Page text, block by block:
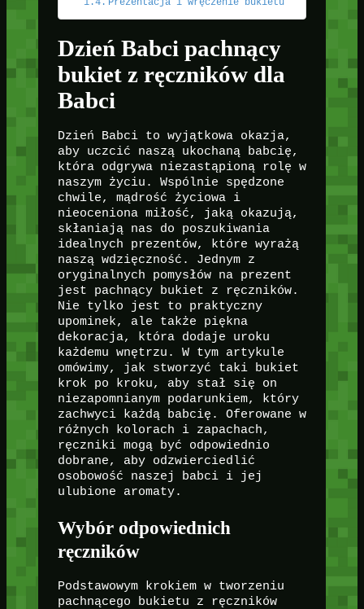
Dzień Babci pachnący
bukiet z ręczników dla
Babci
Dzień Babci to wyjątkowa okazja,
aby uczcić naszą ukochaną babcię,
która odgrywa niezastąpioną rolę w
naszym życiu. Wspólnie spędzone
chwile, mądrość życiowa i
nieoceniona miłość, jaką okazują,
skłaniają nas do poszukiwania
idealnych prezentów, które wyrażą
naszą wdzięczność. Jednym z
oryginalnych pomysłów na prezent
jest pachnący bukiet z ręczników.
Nie tylko jest to praktyczny
upominek, ale także piękna
dekoracja, która dodaje uroku
każdemu wnętrzu. W tym artykule
omówimy, jak stworzyć taki bukiet
krok po kroku, aby stał się on
niezapomnianym podarunkiem, który
zachwyci każdą babcię. Oferowane w
różnych kolorach i zapachach,
ręczniki mogą być odpowiednio
dobrane, aby odzwierciedlić
osobowość naszej babci i jej
ulubione aromaty.
Wybór odpowiednich
ręczników
Podstawowym krokiem w tworzeniu
pachnącego bukietu z ręczników